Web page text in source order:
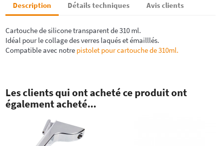
Description Détails techniques Avis clients
Cartouche de silicone transparent de 310 ml.
Idéal pour le collage des verres laqués et émailllés.
Compatible avec notre pistolet pour cartouche de 310ml.
Les clients qui ont acheté ce produit ont
également acheté...